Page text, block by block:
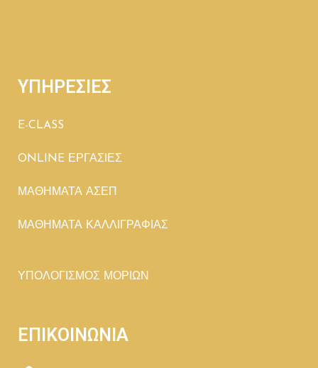
ΥΠΗΡΕΣΙΕΣ
E-CLASS
ONLINE ΕΡΓΑΣΙΕΣ
ΜΑΘΗΜΑΤΑ ΑΣΕΠ
ΜΑΘΗΜΑΤΑ ΚΑΛΛΙΓΡΑΦΙΑΣ
ΥΠΟΛΟΓΙΣΜΟΣ ΜΟΡΙΩΝ
ΕΠΙΚΟΙΝΩΝΙΑ